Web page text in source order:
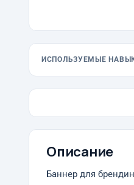
ИСПОЛЬЗУЕМЫЕ
Описание
Баннер для